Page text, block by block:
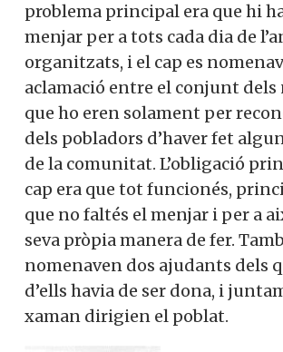
problema principal era que hi
menjar per a tots cada dia de
organitzats, i el cap es
aclamació entre el conjunt dels
que ho eren solament per
dels pobladors d’haver fet
de la comunitat. L’obligació
cap era que tot funcionés,
que no faltés el menjar i per a
seva pròpia manera de fer.
nomenaven dos ajudants dels
d’ells havia de ser dona, i
xaman dirigien el poblat.